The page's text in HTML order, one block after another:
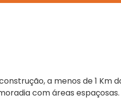
a menos de 1 Km
com áreas espaçosas.